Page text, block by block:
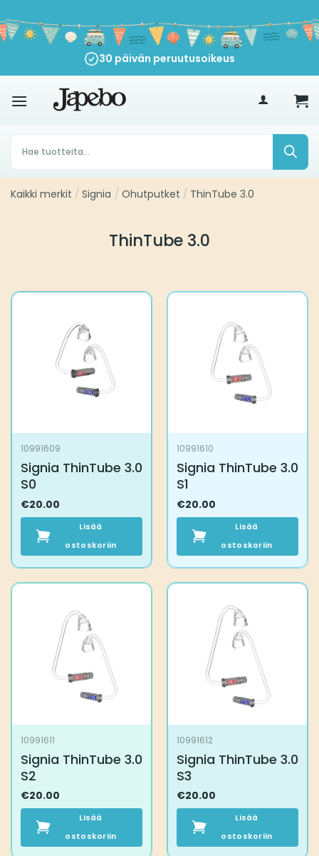
sisältöön
€35
30 päivän peruutusoikeus
Products
search
Kaikki merkit / Signia / Ohutputket / ThinTube 3.0
ThinTube 3.0
10991609
Signia ThinTube 3.0
S0
€20.00
Lisää
ostoskoriin
10991610
Signia ThinTube 3.0
S1
€20.00
Lisää
ostoskoriin
10991611
Signia ThinTube 3.0
S2
€20.00
Lisää
ostoskoriin
10991612
Signia ThinTube 3.0
S3
€20.00
Lisää
ostoskoriin